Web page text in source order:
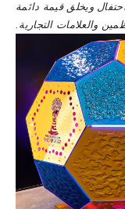
ويخلق قيمة دائمة
والعلامات التجارية.